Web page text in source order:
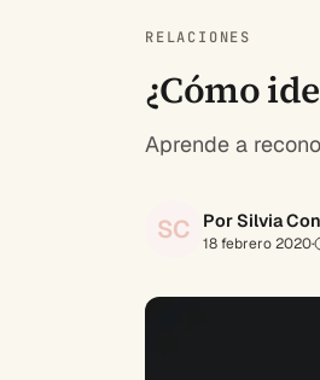
RELACIONES
¿Cómo
Aprende a
SC Por Silvia
18 febrero 2020·